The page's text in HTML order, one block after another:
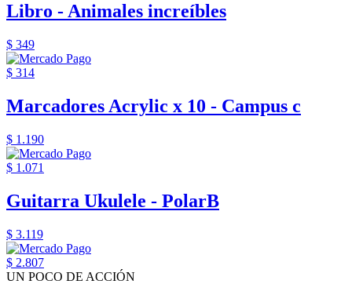
Libro - Animales increíbles
$ 349
$ 314
Marcadores Acrylic x 10 - Campus c
$ 1.190
$ 1.071
Guitarra Ukulele - PolarB
$ 3.119
$ 2.807
UN POCO DE ACCIÓN